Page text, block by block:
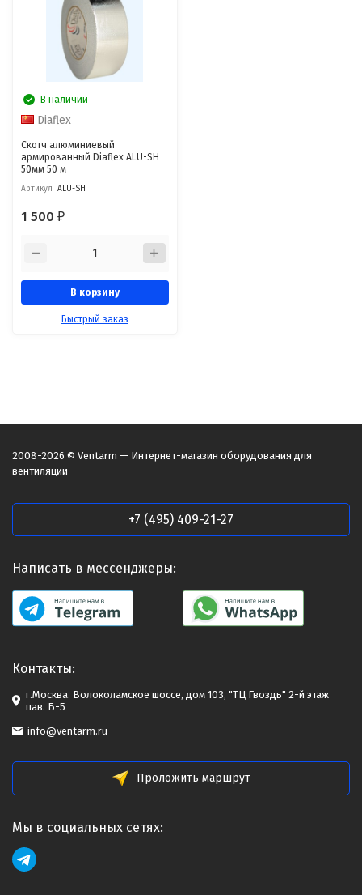
В наличии
Diaflex
Скотч алюминиевый
армированный Diaflex ALU-SH
50мм 50 м
Артикул: ALU-SH
1 500₽
В корзину
Быстрый заказ
2008-2026 © Ventarm — Интернет-магазин оборудования для
вентиляции
+7 (495) 409-21-27
Написать в мессенджеры:
Контакты:
г.Москва. Волоколамское шоссе, дом 103, "ТЦ Гвоздь" 2-й этаж
пав. Б-5
info@ventarm.ru
Проложить маршрут
Мы в социальных сетях: